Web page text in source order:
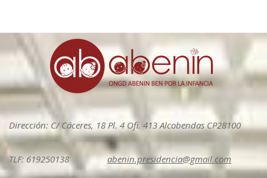
Dirección: C/ Cáceres, 18 Pl. 4 Ofi. 413 Alcobendas CP28100
TLF: 619250138abenin.presidencia@gmail.com